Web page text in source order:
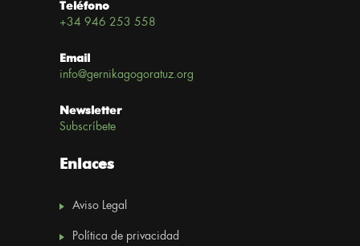
Teléfono
+34 946 253 558
Email
info@gernikagogoratuz.org
Newsletter
Subscríbete
Enlaces
Aviso Legal
Política de privacidad